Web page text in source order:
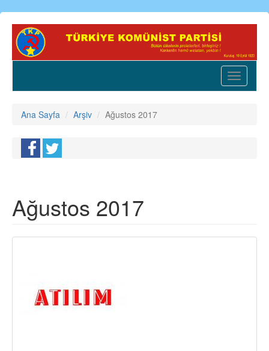
Ana
içeriğe
Toggle
Ana Sayfa Arşiv Ağustos 2017
Ağustos 2017